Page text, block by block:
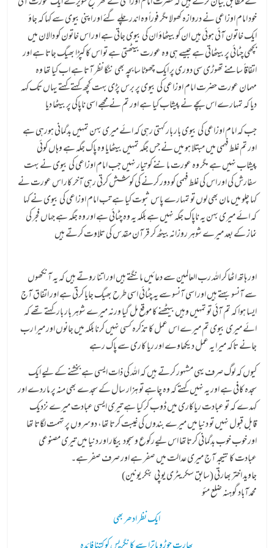
خود امام اوزاعی نے دروازہ کھولا مگر فوراً وہ اندر چلے گئے اور اپنی بیوی سے کہا کہ جاؤ
ایک خاتون آئی ہوئی ہیں ان کو بیٹھاؤ ان کی بیوی جاتی ہے اور اس خاتون کو دالان میں
بچھی چٹائی پر بیٹھاتی ہے جیسے ہی وہ عورت بیٹھتی ہے تو اس کا کپڑا بھیگ جاتا ہے اور
اتفاقاً سامنے تھوڑی سی دوری پر ایک چھوٹا سا بچہ بھی ننگا نظر آتا ہے اب کیا تھا وہ
مہمان عورت حضرت امام اوزاعی کی بیوی پر برس پڑی بہت کچھ کہتے کہتے یہاں تک کہہ
دیا کہ تمہارے اس بچے نے پیشاب کیا ہے اور تم نے مجھے اسی ناپاکی پر بیٹھا دیا
جب کہ امام اوزاعی کی بیوی بار بار کہتی رہی کہ ائے میری بہن تمہیں بدگمانی ہورہی ہے
اور تم غلط فہمی میں مبتلا ہو میں نے جس جگہ تمہیں بیٹھایا وہ پاک جگہ ہے وہاں کوئی
پیشاب نہیں ہے مگر وہ عورت ماننے کو تیار نہیں جب امام اوزاعی کی بیوی نے بہت
سفارش کی اور اس کی غلط فہمی کو دور کرنے کی کوشش کرتی رہی آخر کار اس عورت نے
کہا چلو میں مان بھی لوں تو تمہارے پاس ثبوت کیا ہے تب امام اوزاعی کی بیوی نے کہا
کہ ائے میری بہن یہ ناپاک جگہ نہیں ہے بلکہ یہ وہ چٹائی ہے اور وہ جگہ ہے جہاں فجر کی
نماز کے بعد میرے شوہر روزانہ بیٹھ کر قرآن مقدس کی تلاوت کرتے ہیں
اور ہاتھ اٹھا کر اللہ رب العالمین سے دعائیں مانگتے ہیں اور اتنا روتے ہیں کہ یہ آنکھوں
سے آنسو بہتے ہیں اور اسی آنسو سے یہ چٹائی اسی طرح بھیگ جایا کرتی ہے اور اتفاق آج
ایسا ہوا کہ تم آئی تو تمہیں وہیں بیٹھنے کا موقع مل گیا ورنہ میرے شوہر بار بار کہتے تھے کہ
ائے میری بیوی تم میرے اس عمل کا تذکرہ کسی نہیں کرنا بلکہ میں جانوں اور میرا رب
جانے تاکہ میرا یہ عمل دیکھاوے اور ریا کاری سے پاک رہے
کیوں کہ لوگ صرف یہی مشہور کرتے ہیں کہ اللہ کی ذات ایسی ہے بخشنے کے لیے ایک
سجدہ کافی ہے اور یہ نہیں کہتے کہ وہ چاہے تو ہزار سال کے سجدے بھی منہ پر ماردے اور
کہدے کہ تو عبادت ریاکاری میں ڈوب کر کیا ہے تیری ایسی عبادت میرے نزدیک
قابل قبول نہیں تو دنیا میں میرے بندوں کی غیبت کرتا تھا، دوسروں پر تہمت لگاتا تھا
اور خوب خوب بدگمانی کرتاتھا اس لیےرکوع و سجود بیکار اور دنیا میں تیری مصنوعی
عبادت کا نتیجہ آج میری عدالت میں صفر ہے اور صرف صفر ہے۔
جاوید اختر بھارتی (سابق سکریٹری یو پی بنکر یونین)
محمدآباد گوہنہ ضلع مئو
ایک نظر ادھر بھی